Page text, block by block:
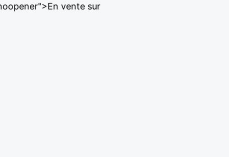
vente sur